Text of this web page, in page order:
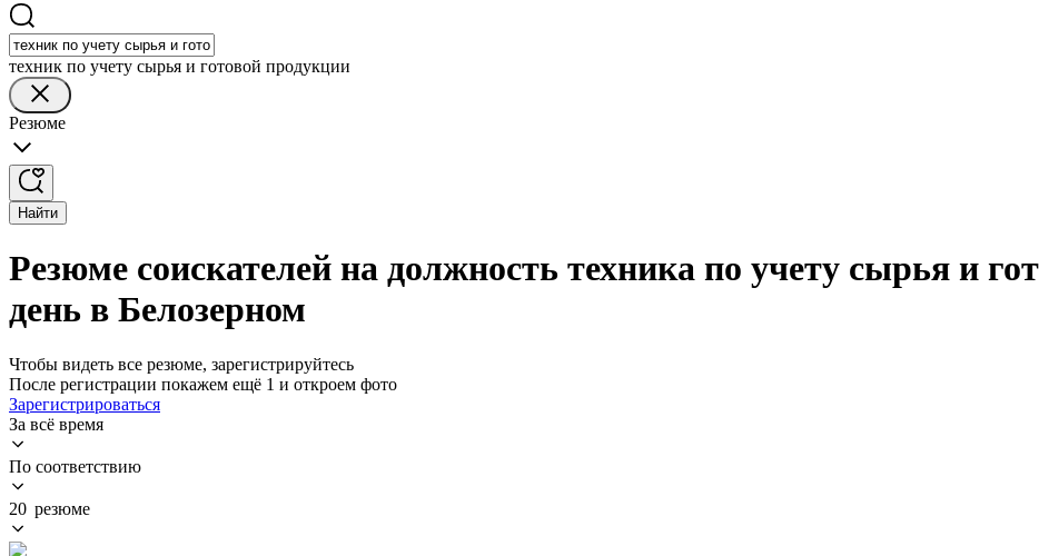
техник по учету сырья и готовой продукции
Резюме
Найти
Резюме соискателей на должность техника по учету сырья и
день в Белозерном
Чтобы видеть все резюме, зарегистрируйтесь
После регистрации покажем ещё 1 и откроем фото
Зарегистрироваться
За всё время
По соответствию
20 резюме